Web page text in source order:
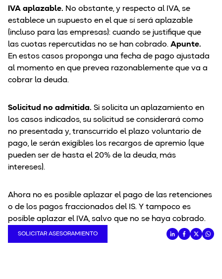
IVA aplazable. No obstante, y respecto al IVA, se
establece un supuesto en el que sí será aplazable
(incluso para las empresas): cuando se justifique que
las cuotas repercutidas no se han cobrado. Apunte.
En estos casos proponga una fecha de pago ajustada
al momento en que prevea razonablemente que va a
cobrar la deuda.
Solicitud no admitida. Si solicita un aplazamiento en
los casos indicados, su solicitud se considerará como
no presentada y, transcurrido el plazo voluntario de
pago, le serán exigibles los recargos de apremio (que
pueden ser de hasta el 20% de la deuda, más
intereses).
Ahora no es posible aplazar el pago de las retenciones
o de los pagos fraccionados del IS. Y tampoco es
posible aplazar el IVA, salvo que no se haya cobrado.
SOLICITAR ASESORAMIENTO